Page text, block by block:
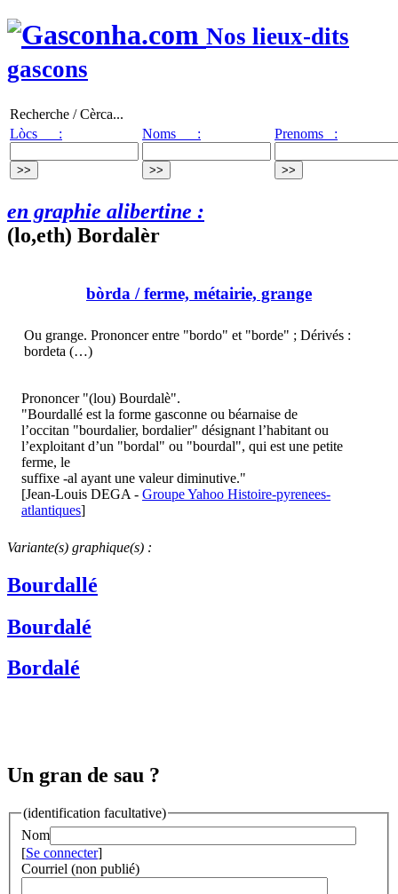
Nos lieux-dits
gascons
Recherche / Cèrca...
Lòcs :
Noms : Prenoms :
en graphie alibertine :
(lo,eth) Bordalèr
bòrda / ferme, métairie, grange
Ou grange. Prononcer entre "bordo" et "borde" ; Dérivés :
bordeta (…)
Prononcer "(lou) Bourdalè".
"Bourdallé est la forme gasconne ou béarnaise de
l’occitan "bourdalier, bordalier" désignant l’habitant ou
l’exploitant d’un "bordal" ou "bourdal", qui est une petite
ferme, le
suffixe -al ayant une valeur diminutive."
[Jean-Louis DEGA - Groupe Yahoo Histoire-pyrenees-
atlantiques]
Variante(s) graphique(s) :
Bourdallé
Bourdalé
Bordalé
Un gran de sau ?
(identification facultative)
Nom
[Se connecter]
Courriel (non publié)